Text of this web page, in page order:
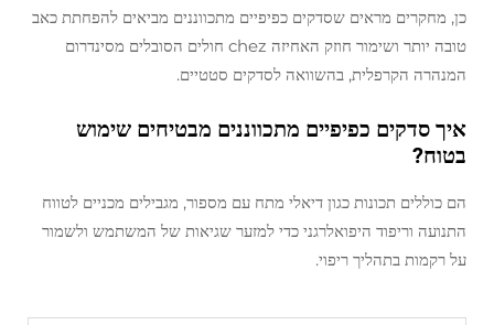
כן, מחקרים מראים שסדקים כפיפיים מתכווננים מביאים להפחתת כאב
טובה יותר ושימור חוזק האחיזה chez חולים הסובלים מסינדרום
המנהרה הקרפלית, בהשוואה לסדקים סטטיים.
איך סדקים כפיפיים מתכווננים מבטיחים שימוש
בטוח?
הם כוללים תכונות כגון דיאלי מתח עם מספור, מגבילים מכניים לטווח
התנועה וריפוד היפואלרגני כדי למזער שגיאות של המשתמש ולשמור
על רקמות בתהליך ריפוי.